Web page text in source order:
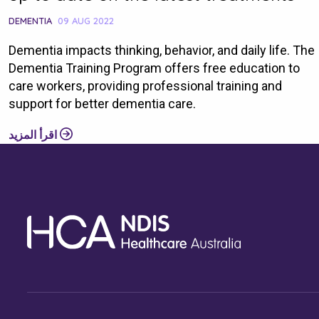
DEMENTIA 09 AUG 2022
Dementia impacts thinking, behavior, and daily life. The
Dementia Training Program offers free education to
care workers, providing professional training and
support for better dementia care.
بك